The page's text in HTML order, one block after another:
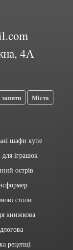
4А
Міста
шафи купе
іграшок
острів
столи
книжкова
рецепці